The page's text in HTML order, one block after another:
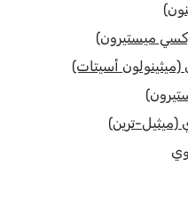
ميستيرون)
(ميثينولون أسيتات)
(ميثيل-ترين)